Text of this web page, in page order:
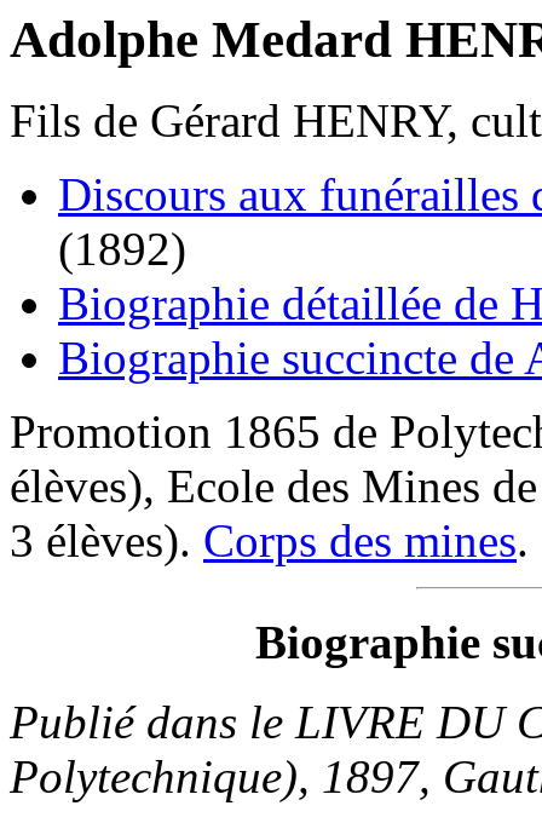
Adolphe Medard
Fils de Gérard HENRY,
Discours aux funérailles
(1892)
Biographie détaillée de
Biographie succincte de
Promotion 1865 de
élèves), Ecole des Mines
3 élèves). Corps des mines.
Biographie
Publié dans le LIVRE DU
Polytechnique), 1897,